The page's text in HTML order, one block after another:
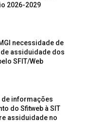
2026-2029
necessidade de
assiduidade dos
SFIT/Web
de informações
do Sfitweb à SIT
assiduidade no